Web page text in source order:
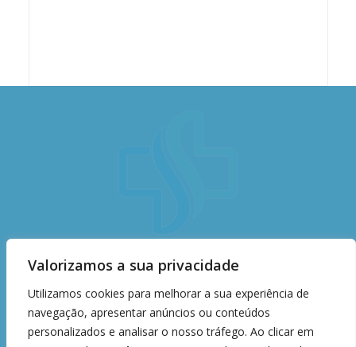
Valorizamos a sua privacidade
Utilizamos cookies para melhorar a sua experiência de
navegação, apresentar anúncios ou conteúdos
personalizados e analisar o nosso tráfego. Ao clicar em
Avenida São Paulo, 750, Árvore Grande –
Telefone: (15) 2101-8000
Ouvidoria: (15) 2101-8051 (WhatsApp)
www.santacasasorocaba.com.br
CNPJ: 71.485.056/0001-21